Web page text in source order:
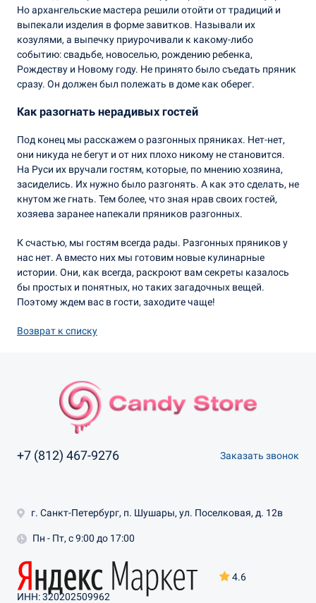
Но архангельские мастера решили отойти от традиций и
выпекали изделия в форме завитков. Называли их
козулями, а выпечку приурочивали к какому-либо
событию: свадьбе, новоселью, рождению ребенка,
Рождеству и Новому году. Не принято было съедать пряник
сразу. Он должен был полежать в доме как оберег.
Как разогнать нерадивых гостей
Под конец мы расскажем о разгонных пряниках. Нет-нет,
они никуда не бегут и от них плохо никому не становится.
На Руси их вручали гостям, которые, по мнению хозяина,
засиделись. Их нужно было разгонять. А как это сделать, не
кнутом же гнать. Тем более, что зная нрав своих гостей,
хозяева заранее напекали пряников разгонных.
К счастью, мы гостям всегда рады. Разгонных пряников у
нас нет. А вместо них мы готовим новые кулинарные
истории. Они, как всегда, раскроют вам секреты казалось
бы простых и понятных, но таких загадочных вещей.
Поэтому ждем вас в гости, заходите чаще!
Возврат к списку
+7 (812) 467-9276 Заказать звонок
4.6
г. Санкт-Петербург, п. Шушары, ул. Поселковая, д. 12в
Пн - Пт, с 9:00 до 17:00
ИНН: 320202509962